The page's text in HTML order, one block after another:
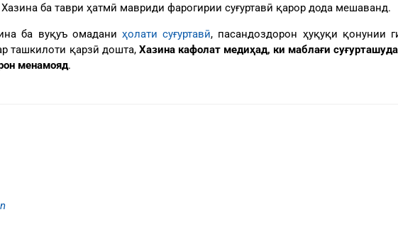
ба таври ҳатмӣ мавриди фарогирии суғуртавӣ қарор дода мешаванд.
ба вуқуъ омадани ҳолати суғуртавӣ, пасандоздорон ҳуқуқи қонунии
ташкилоти қарзӣ дошта, Хазина кафолат медиҳад, ки маблағи
менамояд.